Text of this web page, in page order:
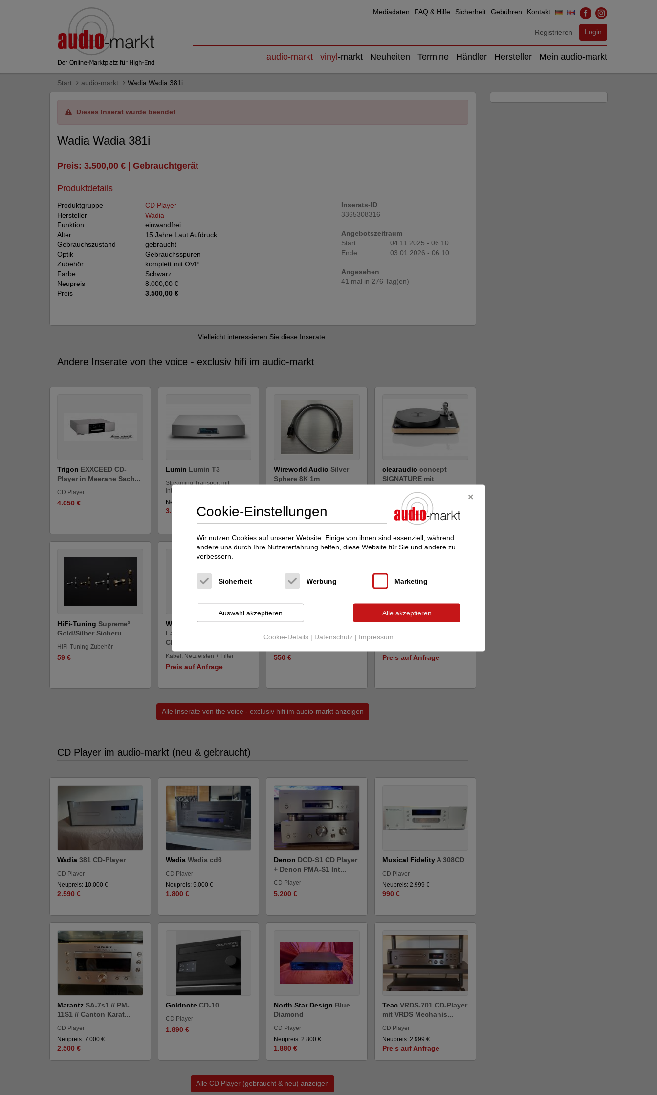
Mediadaten FAQ & Hilfe Sicherheit Gebühren Kontakt
Registrieren Login
audio-markt vinyl -markt Neuheiten Termine Händler Hersteller Mein audio-markt
Start audio-markt Wadia Wadia 381i
Dieses Inserat wurde beendet
Wadia Wadia 381i
Preis: 3.500,00 € | Gebrauchtgerät
Produktdetails
Produktgruppe
CD Player
Hersteller
Wadia
Funktion
einwandfrei
Alter
15 Jahre Laut Aufdruck
Gebrauchszustand
gebraucht
Optik
Gebrauchsspuren
Zubehör
komplett mit OVP
Farbe
Schwarz
Neupreis
8.000,00 €
Preis
3.500,00 €
Inserats-ID
3365308316
Angebotszeitraum
Start:
04.11.2025 - 06:10
Ende:
03.01.2026 - 06:10
Angesehen
41 mal in 276 Tag(en)
Vielleicht interessieren Sie diese Inserate:
Andere Inserate von the voice - exclusiv hifi im audio-markt
Trigon EXXCEED CD-
Player in Meerane Sach...
CD Player
4.050 €
Lumin Lumin T3
Streaming Transport mit
integriertem DAC
Neupreis: 4.999 €
3.500 €
Wireworld AudioSilver
Sphere 8K 1m
285 €
clearaudioconcept
SIGNATURE mit
Plattenspieler komplett
Neupreis: 2.500 €
Preis auf Anfrage
HiFi-Tuning Supreme³
Gold/Silber Sicheru...
HiFi-Tuning-Zubehör
59 €
Wireworld Audio
Lautsprecher- XLR-
Chinch...
Kabel, Netzleisten + Filter
Preis auf Anfrage
TrigonExxpert
Kopfhöhrerverstärker
550 €
Kimber KableKimber
Preis auf Anfrage
Alle Inserate von the voice - exclusiv hifi im audio-markt anzeigen
CD Player im audio-markt (neu & gebraucht)
Wadia 381 CD-Player
CD Player
Neupreis: 10.000 €
2.590 €
Wadia Wadia cd6
CD Player
Neupreis: 5.000 €
1.800 €
Denon DCD-S1 CD Player
+ Denon PMA-S1 Int...
CD Player
5.200 €
Musical Fidelity A 308CD
CD Player
Neupreis: 2.999 €
990 €
Marantz SA-7s1 // PM-
11S1 // Canton Karat...
CD Player
Neupreis: 7.000 €
2.500 €
Goldnote CD-10
CD Player
1.890 €
North Star Design Blue
Diamond
CD Player
Neupreis: 2.800 €
1.880 €
TeacVRDS-701 CD-Player
mit VRDS Mechanis...
CD Player
Neupreis: 2.999 €
Preis auf Anfrage
Alle CD Player (gebraucht & neu) anzeigen
Cookie-Einstellungen
Wir nutzen Cookies auf unserer Website. Einige von ihnen sind essenziell, während
andere uns durch Ihre Nutzererfahrung helfen, diese Website für Sie und andere zu
verbessern.
Cookie-Details | Datenschutz | Impressum
Sicherheit Werbung Marketing
Auswahl akzeptieren Alle akzeptieren